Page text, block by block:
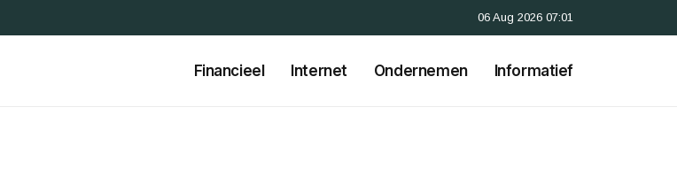
06 Aug 2026 07:01
Financieel Internet Ondernemen Informatief